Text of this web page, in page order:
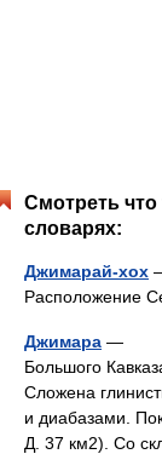
Смотреть
словарях:
Джимарай-хох
Расположение
Джимара —
Большого
Сложена
и диабазами.
Д. 37 км2). Со